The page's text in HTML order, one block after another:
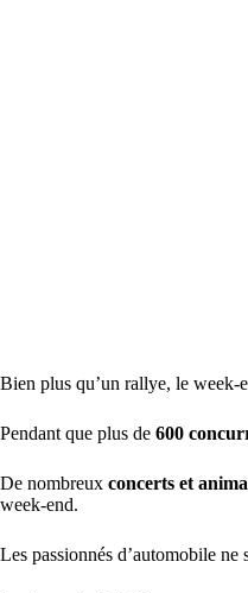
Bien plus qu’un rallye, le week-
Pendant que plus de 600
De nombreux concerts et
week-end.
Les passionnés d’automobile ne